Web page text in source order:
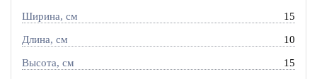
Ширина, см 15
Длина, см 10
Высота, см 15